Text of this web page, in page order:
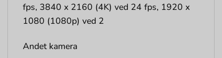
fps, 3840 x 2160 (4K) ved 24 fps, 1920 x
1080 (1080p) ved 2
Andet kamera